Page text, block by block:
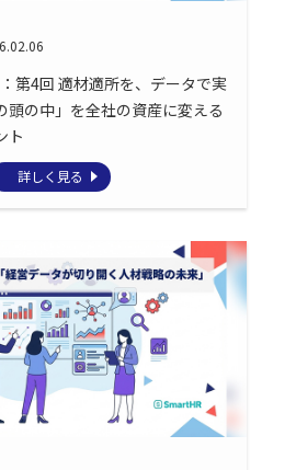
第4回 適材適所を、データで実
の中」を全社の資産に変える
ト
詳しく見る